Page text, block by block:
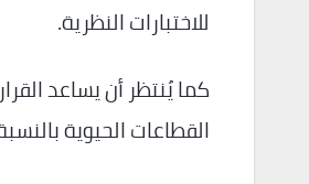
للاختبارات النظرية.
كما يُنتظر أن يساعد
القطاعات الحيوية